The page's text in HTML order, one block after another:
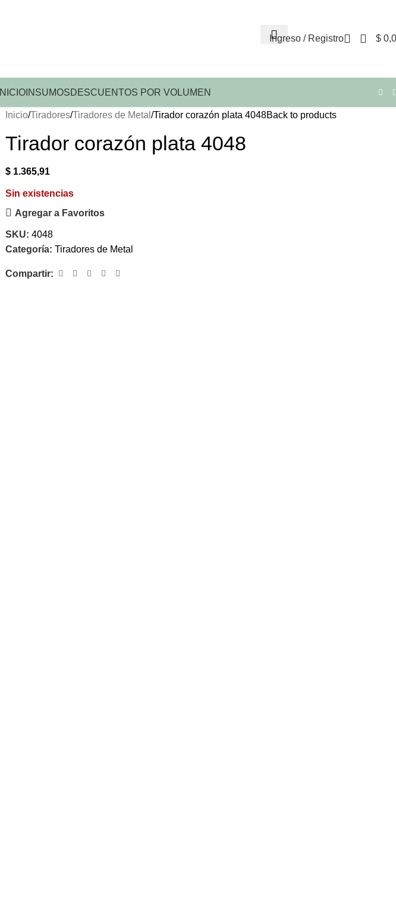
Ingreso / Registro $
INICIOINSUMOSDESCUENTOS POR VOLUMEN
Inicio Tiradores Tiradores de Metal Tirador corazón plata 4048Back to products
Tirador corazón plata 4048
$ 1.365,91
Sin existencias
Agregar a Favoritos
SKU: 4048
Categoría: Tiradores de Metal
Compartir: